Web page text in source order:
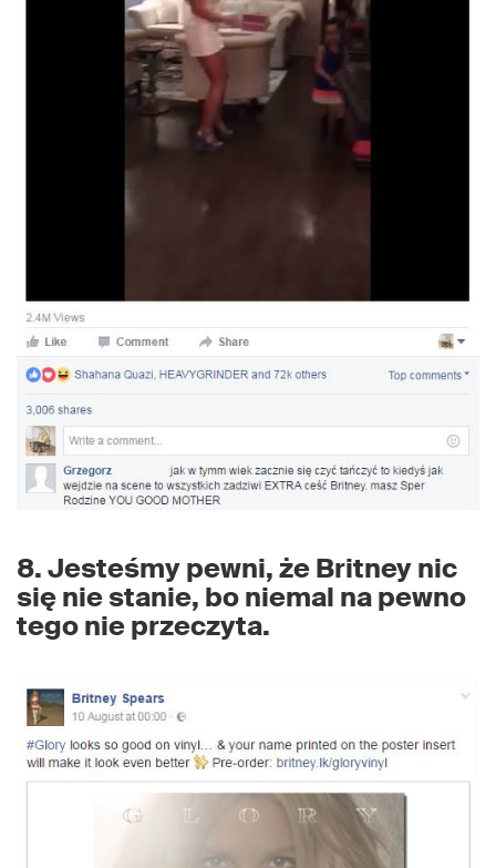
8. Jesteśmy pewni, że Britney nic
się nie stanie, bo niemal na pewno
tego nie przeczyta.